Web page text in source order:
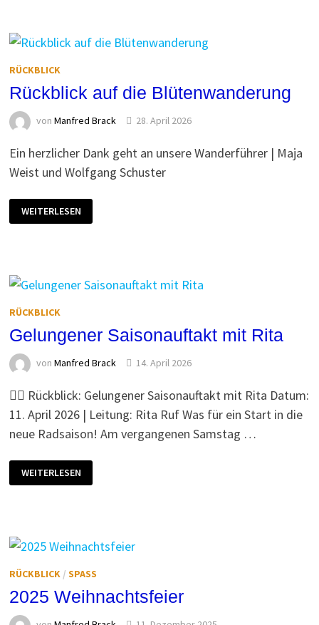
RÜCKBLICK
Rückblick auf die Blütenwanderung
von Manfred Brack 28. April 2026
Ein herzlicher Dank geht an unsere Wanderführer | Maja
Weist und Wolfgang Schuster
RÜCKBLICK
AUF
DIE
WEITERLESEN
RÜCKBLICK
Gelungener Saisonauftakt mit Rita
von Manfred Brack 14. April 2026
🚴‍♂️ Rückblick: Gelungener Saisonauftakt mit Rita Datum:
11. April 2026 | Leitung: Rita Ruf Was für ein Start in die
neue Radsaison! Am vergangenen Samstag …
GELUNGENER
SAISONAUFTAKT
MIT
WEITERLESEN
RÜCKBLICK/ SPASS
2025 Weihnachtsfeier